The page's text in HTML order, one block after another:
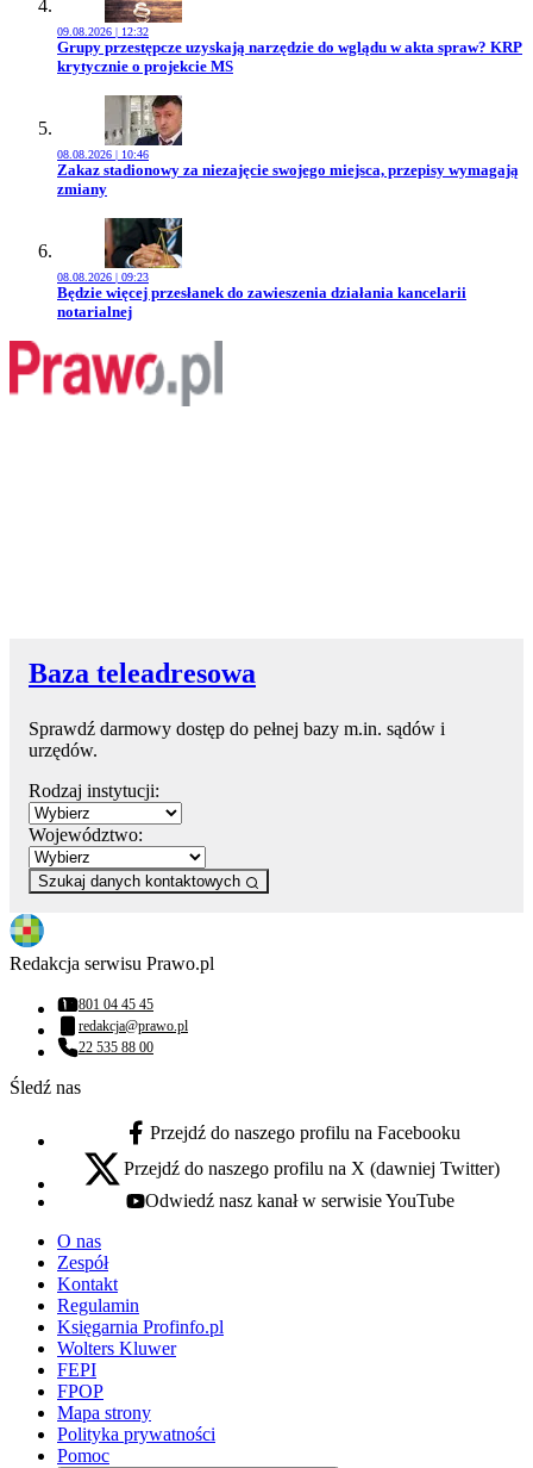
09.08.2026 | 12:32
Przejdź do artykułu:
Grupy przestępcze uzyskają narzędzie do wglądu w akta spraw? KRP
krytycznie o projekcie MS
08.08.2026 | 10:46
Przejdź do artykułu:
Zakaz stadionowy za niezajęcie swojego miejsca, przepisy wymagają
zmiany
08.08.2026 | 09:23
Przejdź do artykułu:
Będzie więcej przesłanek do zawieszenia działania kancelarii
notarialnej
Baza teleadresowa
Sprawdź darmowy dostęp do pełnej bazy m.in. sądów i
urzędów.
Rodzaj instytucji:
Województwo:
Szukaj danych kontaktowych
Redakcja serwisu Prawo.pl
Numer telefonu:
801 04 45 45
Adres email:
redakcja@prawo.pl
Numer telefonu:
22 535 88 00
Śledź nas
facebook - otwiera się w nowej karcie
Przejdź do naszego profilu na Facebooku
x - otwiera się w nowej karcie
Przejdź do naszego profilu na X (dawniej Twitter)
youtube - otwiera się w nowej karcie
Odwiedź nasz kanał w serwisie YouTube
O nas
Zespół
Kontakt
Regulamin
Księgarnia Profinfo.pl
Wolters Kluwer
FEPI
FPOP
Mapa strony
Polityka prywatności
Pomoc